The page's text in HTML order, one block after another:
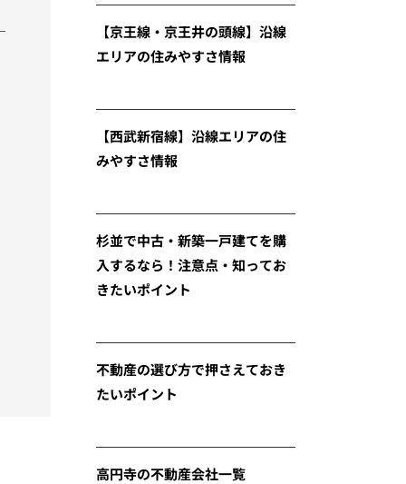
【京王線・京王井の頭線】沿線
エリアの住みやすさ情報
【西武新宿線】沿線エリアの住
みやすさ情報
杉並で中古・新築一戸建てを購
入するなら！注意点・知ってお
きたいポイント
不動産の選び方で押さえておき
たいポイント
高円寺の不動産会社一覧